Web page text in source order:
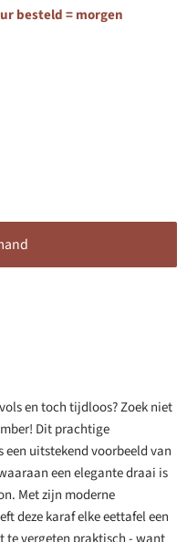
besteld = morgen
en toch tijdloos? Zoek niet
Dit prachtige
uitstekend voorbeeld van
een elegante draai is
Met zijn moderne
deze karaf elke eettafel een